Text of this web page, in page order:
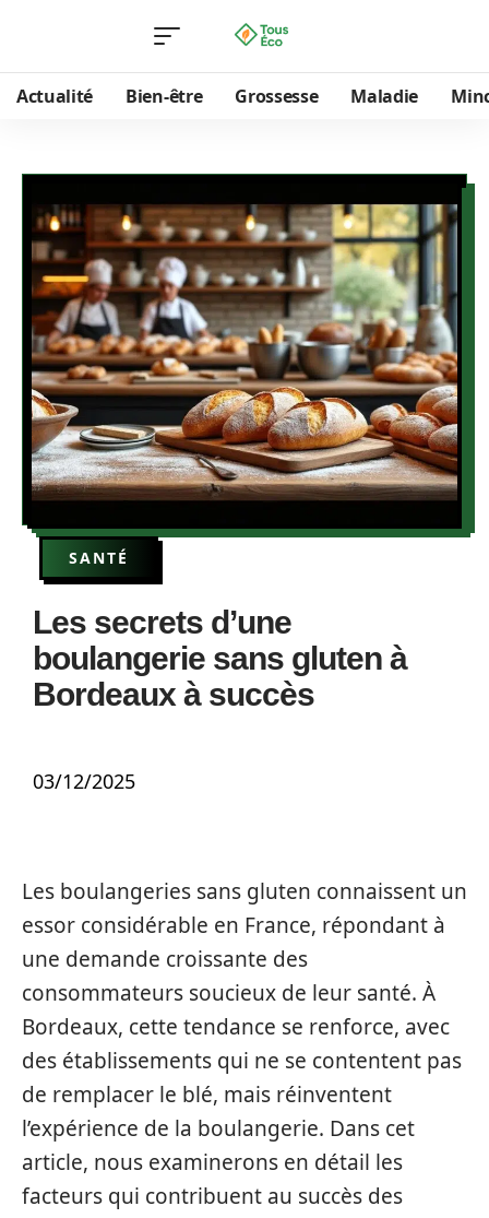
Actualité Bien-être Grossesse Maladie
SANTÉ
Les secrets d’une
boulangerie sans gluten à
Bordeaux à succès
03/12/2025
Les boulangeries sans gluten connaissent un
essor considérable en France, répondant à
une demande croissante des
consommateurs soucieux de leur santé. À
Bordeaux, cette tendance se renforce, avec
des établissements qui ne se contentent pas
de remplacer le blé, mais réinventent
l’expérience de la boulangerie. Dans cet
article, nous examinerons en détail les
facteurs qui contribuent au succès des